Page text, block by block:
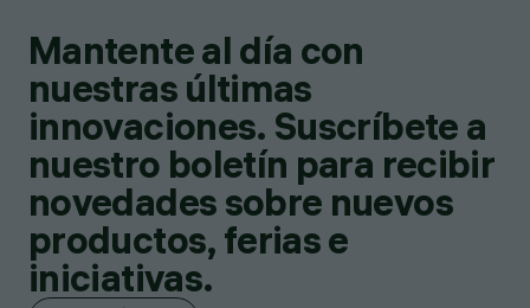
Mantente al día con
nuestras últimas
innovaciones. Suscríbete a
nuestro boletín para recibir
novedades sobre nuevos
productos, ferias e
iniciativas.